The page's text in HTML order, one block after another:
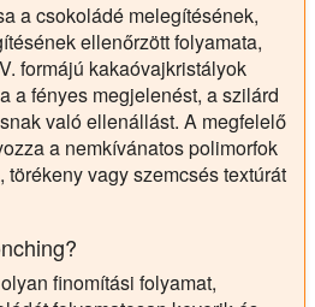
a csokoládé melegítésének,
ellenőrzött folyamata,
formájú kakaóvajkristályok
a fényes megjelenést, a szilárd
való ellenállást. A megfelelő
a nemkívánatos polimorfok
vagy szemcsés textúrát
finomítási folyamat,